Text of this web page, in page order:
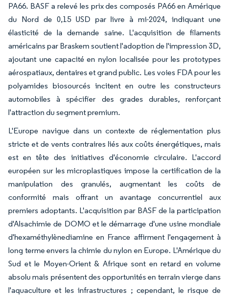
PA66. BASF a relevé les prix des composés PA66 en Amérique
du Nord de 0,15 USD par livre à mi-2024, indiquant une
élasticité de la demande saine. L'acquisition de filaments
américains par Braskem soutient l'adoption de l'impression 3D,
ajoutant une capacité en nylon localisée pour les prototypes
aérospatiaux, dentaires et grand public. Les voies FDA pour les
polyamides biosourcés incitent en outre les constructeurs
automobiles à spécifier des grades durables, renforçant
l'attraction du segment premium.
L'Europe navigue dans un contexte de réglementation plus
stricte et de vents contraires liés aux coûts énergétiques, mais
est en tête des initiatives d'économie circulaire. L'accord
européen sur les microplastiques impose la certification de la
manipulation des granulés, augmentant les coûts de
conformité mais offrant un avantage concurrentiel aux
premiers adoptants. L'acquisition par BASF de la participation
d'Alsachimie de DOMO et le démarrage d'une usine mondiale
d'hexaméthylènediamine en France affirment l'engagement à
long terme envers la chimie du nylon en Europe. L'Amérique du
Sud et le Moyen-Orient & Afrique sont en retard en volume
absolu mais présentent des opportunités en terrain vierge dans
l'aquaculture et les infrastructures ; cependant, le risque de